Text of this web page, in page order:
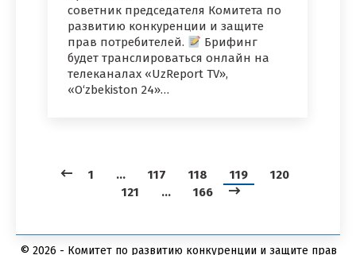
советник председателя Комитета по
развитию конкуренции и защите
прав потребителей.
Брифинг
будет транслироваться онлайн на
телеканалах «UzReport TV»,
«O‘zbekiston 24»…
1 … 117 118 119
120
121
… 166
© 2026 - Комитет по развитию конкуренции и защите прав